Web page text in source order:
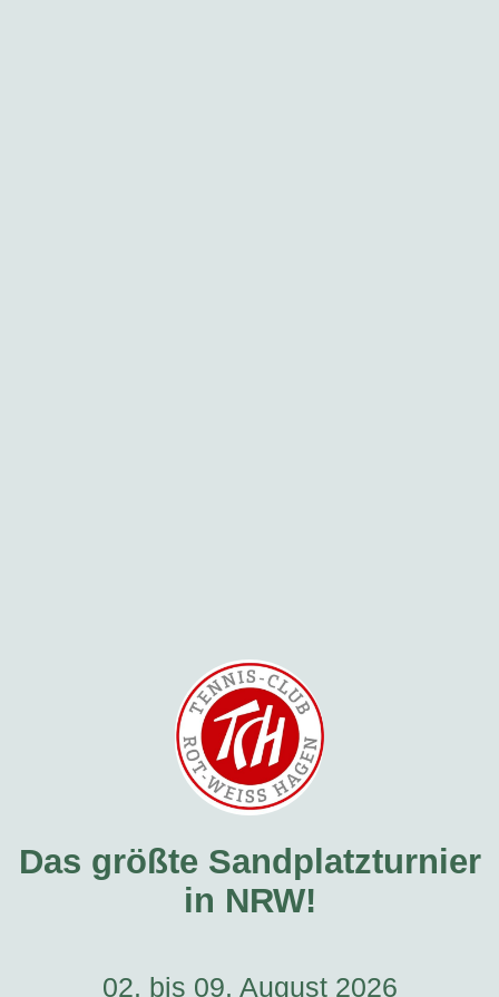
Das größte Sandplatzturnier
in NRW!
02. bis 09. August 2026